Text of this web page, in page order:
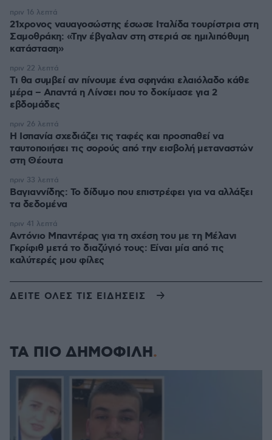
21χρονος ναυαγοσώστης έσωσε Ιταλίδα τουρίστρια στη
Σαμοθράκη: «Την έβγαλαν στη στεριά σε ημιλιπόθυμη
κατάσταση»
πριν 16 λεπτά
Τι θα συμβεί αν πίνουμε ένα σφηνάκι ελαιόλαδο κάθε
μέρα – Απαντά η Λίνσει που το δοκίμασε για 2
εβδομάδες
πριν 22 λεπτά
Η Ισπανία σχεδιάζει τις ταφές και προσπαθεί να
ταυτοποιήσει τις σορούς από την εισβολή μεταναστών
στη Θέουτα
πριν 26 λεπτά
Βαγιαννίδης: Το δίδυμο που επιστρέφει για να αλλάξει
τα δεδομένα
πριν 33 λεπτά
Αντόνιο Μπαντέρας για τη σχέση του με τη Μέλανι
Γκρίφιθ μετά το διαζύγιό τους: Είναι μία από τις
καλύτερές μου φίλες
πριν 41 λεπτά
ΔΕΙΤΕ ΟΛΕΣ ΤΙΣ ΕΙΔΗΣΕΙΣ
ΤΑ ΠΙΟ ΔΗΜΟΦΙΛΗ